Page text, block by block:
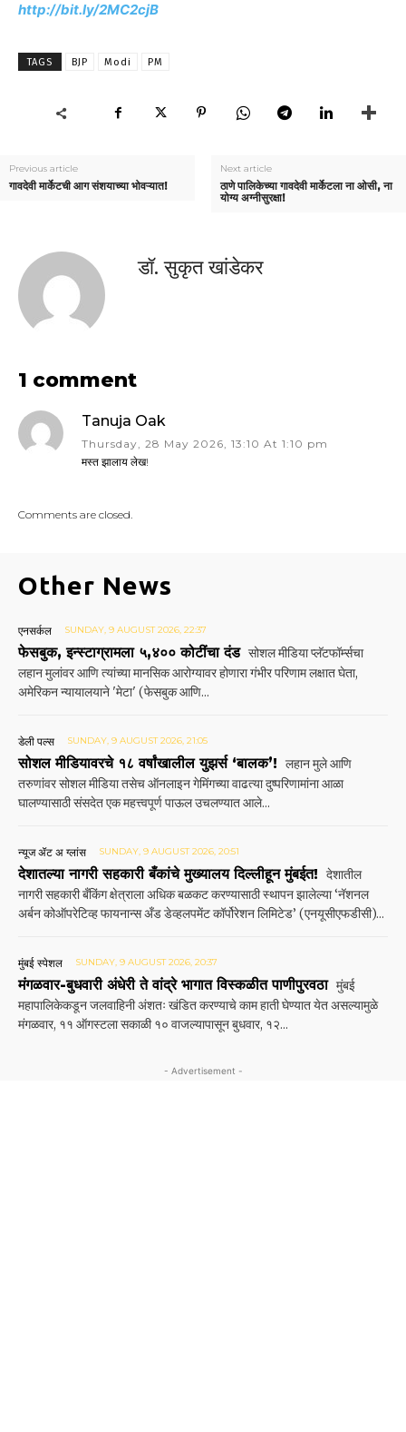
http://bit.ly/2MC2cjB
TAGS BJP Modi PM
Previous article
गावदेवी मार्केटची आग संशयाच्या भोवऱ्यात!
Next article
ठाणे पालिकेच्या गावदेवी मार्केटला ना ओसी, ना
योग्य अग्नीसुरक्षा!
डॉ. सुकृत खांडेकर
1 comment
Tanuja Oak
Thursday, 28 May 2026, 13:10 At 1:10 pm
मस्त झालाय लेख!
Comments are closed.
Other News
एनसर्कल SUNDAY, 9 AUGUST 2026, 22:37
फेसबुक, इन्स्टाग्रामला ५,४०० कोटींचा दंड सोशल मीडिया प्लॅटफॉर्म्सचा
लहान मुलांवर आणि त्यांच्या मानसिक आरोग्यावर होणारा गंभीर परिणाम लक्षात घेता,
अमेरिकन न्यायालयाने 'मेटा' (फेसबुक आणि...
डेली पल्स SUNDAY, 9 AUGUST 2026, 21:05
सोशल मीडियावरचे १८ वर्षांखालील युझर्स ‘बालक’! लहान मुले आणि
तरुणांवर सोशल मीडिया तसेच ऑनलाइन गेमिंगच्या वाढत्या दुष्परिणामांना आळा
घालण्यासाठी संसदेत एक महत्त्वपूर्ण पाऊल उचलण्यात आले...
न्यूज ॲट अ ग्लांस SUNDAY, 9 AUGUST 2026, 20:51
देशातल्या नागरी सहकारी बँकांचे मुख्यालय दिल्लीहून मुंबईत! देशातील
नागरी सहकारी बँकिंग क्षेत्राला अधिक बळकट करण्यासाठी स्थापन झालेल्या ‘नॅशनल
अर्बन कोऑपरेटिव्ह फायनान्स अँड डेव्हलपमेंट कॉर्पोरेशन लिमिटेड’ (एनयूसीएफडीसी)...
मुंबई स्पेशल SUNDAY, 9 AUGUST 2026, 20:37
मंगळवार-बुधवारी अंधेरी ते वांद्रे भागात विस्कळीत पाणीपुरवठा मुंबई
महापालिकेकडून जलवाहिनी अंशतः खंडित करण्याचे काम हाती घेण्यात येत असल्यामुळे
मंगळवार, ११ ऑगस्‍टला सकाळी १० वाजल्यापासून बुधवार, १२...
- Advertisement -